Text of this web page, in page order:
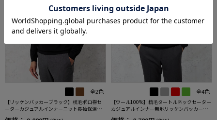
全2色
【リッケンバッカーブラック】梳毛ポロ襟セ
ーターカジュアルインナーニット長袖保温秋
冬
全4色
【ウール100%】梳毛タートルネックセーター
カジュアルインナー無地リッケンバッカーブ
ラック秋冬